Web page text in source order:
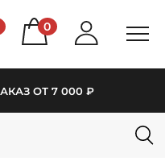
0
ОТ 7 000 ₽